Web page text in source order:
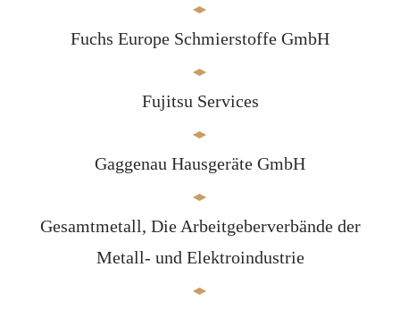
Fuchs Europe Schmierstoffe GmbH
Fujitsu Services
Gaggenau Hausgeräte GmbH
Gesamtmetall, Die Arbeitgeberverbände der
Metall- und Elektroindustrie